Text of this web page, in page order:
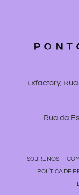
Lxfactory,
Rua da
SOBRE NÓS
POLÍTICA DE